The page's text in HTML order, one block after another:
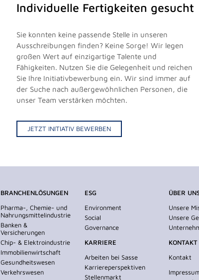
Individuelle Fertigkeiten gesucht
Sie konnten keine passende Stelle in unseren
Ausschreibungen finden? Keine Sorge! Wir legen
großen Wert auf einzigartige Talente und
Fähigkeiten. Nutzen Sie die Gelegenheit und reichen
Sie Ihre Initiativbewerbung ein. Wir sind immer auf
der Suche nach außergewöhnlichen Personen, die
unser Team verstärken möchten.
JETZT INITIATIV BEWERBEN
BRANCHENLÖSUNGEN
Pharma-, Chemie- und
Nahrungsmittelindustrie
Banken &
Versicherungen
Chip- & Elektroindustrie
Immobilienwirtschaft
Gesundheitswesen
Verkehrswesen
ESG
Environment
Social
Governance
KARRIERE
Arbeiten bei Sasse
Karriereperspektiven
Stellenmarkt
ÜBER
Unsere
Unsere
KONTAKT
Kontakt